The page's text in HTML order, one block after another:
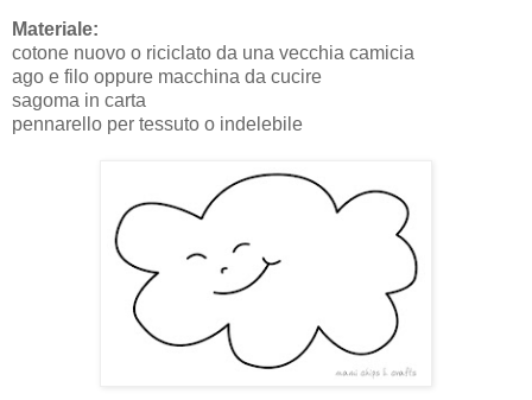
Materiale:
cotone nuovo o riciclato da una vecchia camicia
ago e filo oppure macchina da cucire
sagoma in carta
pennarello per tessuto o indelebile